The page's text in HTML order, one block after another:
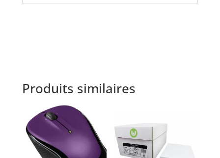
Produits similaires